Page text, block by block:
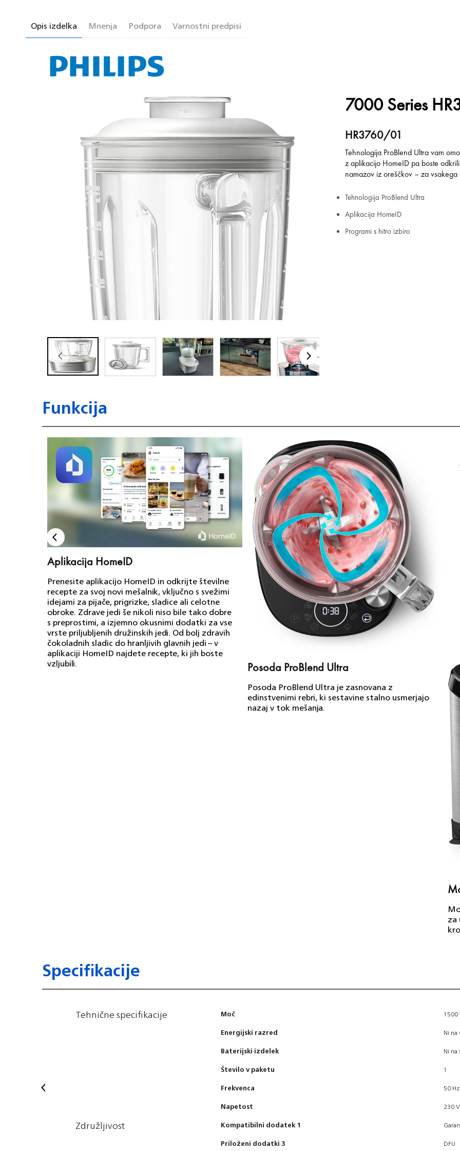
Opis izdelka Mnenja Podpora Varnostni predpisi
7000 Series
HR3760/01
Tehnologija ProBlend Ultra vam
z aplikacijo HomeID pa boste
namazov iz oreščkov – za
Tehnologija ProBlend Ultra
Aplikacija HomeID
Programi s hitro izbiro
Funkcija
Aplikacija HomeID
Prenesite aplikacijo HomeID in odkrijte številne
recepte za svoj novi mešalnik, vključno s svežimi
idejami za pijače, prigrizke, sladice ali celotne
obroke. Zdrave jedi še nikoli niso bile tako dobre
s preprostimi, a izjemno okusnimi dodatki za vse
vrste priljubljenih družinskih jedi. Od bolj zdravih
čokoladnih sladic do hranljivih glavnih jedi – v
aplikaciji HomeID najdete recepte, ki jih boste
vzljubili. Posoda ProBlend Ultra
Posoda ProBlend Ultra je zasnovana z
edinstvenimi rebri, ki sestavine stalno usmerjajo
nazaj v tok mešanja.
za
Specifikacije
Tehnične specifikacije
Moč
Energijski razred
Baterijski izdelek
Število v paketu
Frekvenca
Napetost
1500
Ni
Ni
1
50 Hz
230 V
Združljivost
Kompatibilni dodatek 1
Priloženi dodatki 3
DFU